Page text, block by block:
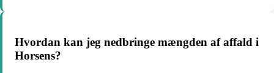
Hvordan kan jeg nedbringe mængden af affald i
Horsens?